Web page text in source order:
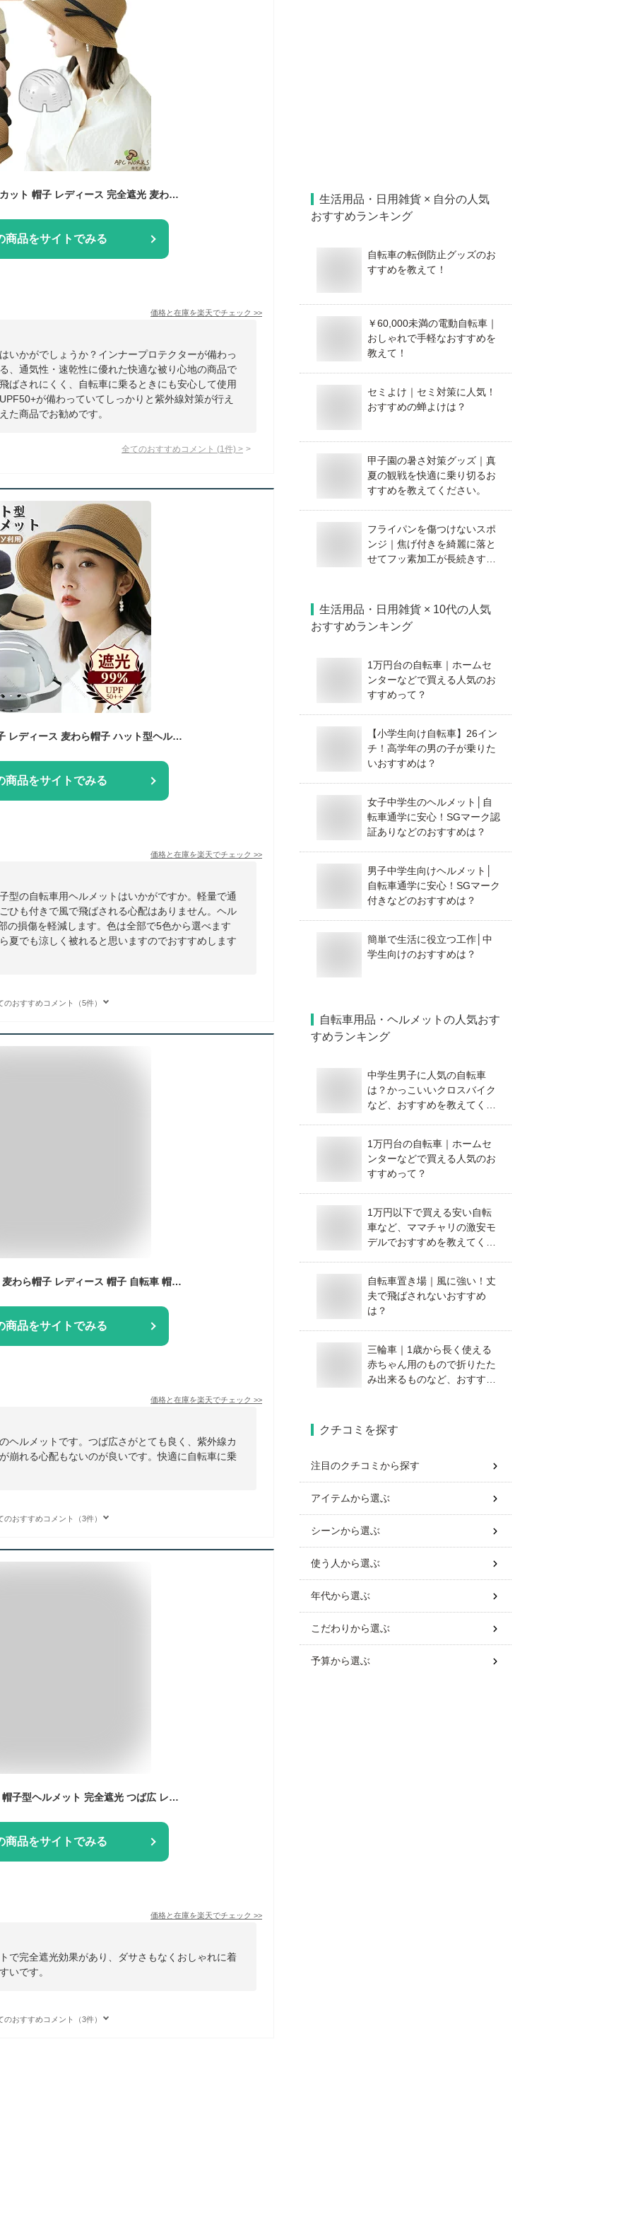
帽子型ヘルメット UVカット 帽子 レディース 完全遮光 麦わら帽子 つば広 折り畳み 日よけ 自転車 ヘルメット 飛ばない おしゃれ ハット型ヘルメット 夏用 通気 蒸れない 落下防止 防災 安全 簡易 作業用 軽量ヘルメット 頭部保護帽 紫外線カット
商品をサイトでみる
価格と在庫を楽天でチェック >>
いかがでしょうか？インナープロテクターが備わっ
、通気性・速乾性に優れた快適な被り心地の商品で
ばされにくく、自転車に乗るときにも安心して使用
が備わっていてしっかりと紫外線対策が行え
た商品でお勧めです。
全てのおすすめコメント (1 件) >
帽子型ヘルメット 帽子 レディース 麦わら帽子 ハット型ヘルメット ヘルメット 自転車 大人用 麦わらハット 帽子ヘルメット 春夏 おしゃれ 帽子型 女性 ハット UVカット帽 自転車ヘルメット 防災ヘルメット お出かけ 紫外線 日よけ 水着コーデ 小顔効果
商品をサイトでみる
価格と在庫を楽天でチェック >>
型の自転車用ヘルメットはいかがですか。軽量で通
ひも付きで風で飛ばされる心配はありません。ヘル
の損傷を軽減します。色は全部で5色から選べます
夏でも涼しく被れると思いますのでおすすめします
のおすすめコメント（5件）
ヘルメット UVカット 麦わら帽子 レディース 帽子 自転車 帽子型ヘルメット 小顔 完全遮光 つば広 麦わら 折り畳み 日よけ 飛ばない おしゃれ ハット型ヘルメット 夏用 超軽量 通気 蒸れない 落下防止 防災 安全 簡易 作業用 軽量ヘルメット 頭部保護帽 紫外線カット
商品をサイトでみる
価格と在庫を楽天でチェック >>
ヘルメットです。つば広さがとても良く、紫外線カ
崩れる心配もないのが良いです。快適に自転車に乗
のおすすめコメント（3件）
UVカット 麦わら帽子 帽子型ヘルメット 完全遮光 つば広 レディース 帽子 自転車 ヘルメット 小顔 麦わら 折り畳み 日よけ 飛ばない おしゃれ ハット型ヘルメット 夏用 超軽量 通気 蒸れない 落下防止 防災 安全 簡易 作業用 軽量ヘルメット 頭部保護帽 紫外線カット
商品をサイトでみる
価格と在庫を楽天でチェック >>
で完全遮光効果があり、ダサさもなくおしゃれに着
いです。
のおすすめコメント（3件）
生活用品・日用雑貨 × 自分の人気
おすすめランキング
自転車の転倒防止グッズのお
すすめを教えて！
￥60,000未満の電動自転車｜
おしゃれで手軽なおすすめを
教えて！
セミよけ｜セミ対策に人気！
おすすめの蝉よけは？
甲子園の暑さ対策グッズ｜真
夏の観戦を快適に乗り切るお
すすめを教えてください。
フライパンを傷つけないスポ
ンジ｜焦げ付きを綺麗に落と
せてフッ素加工が長続きする
生活用品・日用雑貨 × 10代の人気
おすすめランキング
1万円台の自転車｜ホームセ
ンターなどで買える人気のお
すすめって？
【小学生向け自転車】26イン
チ！高学年の男の子が乗りた
いおすすめは？
女子中学生のヘルメット│自
転車通学に安心！SGマーク認
証ありなどのおすすめは？
男子中学生向けヘルメット│
自転車通学に安心！SGマーク
付きなどのおすすめは？
簡単で生活に役立つ工作│中
学生向けのおすすめは？
自転車用品・ヘルメット の人気おす
すめランキング
中学生男子に人気の自転車
は？かっこいいクロスバイク
など、おすすめを教えてくだ
1万円台の自転車｜ホームセ
ンターなどで買える人気のお
すすめって？
1万円以下で買える安い自転
車など、ママチャリの激安モ
デルでおすすめを教えてくだ
自転車置き場｜風に強い！丈
夫で飛ばされないおすすめ
は？
三輪車｜1歳から長く使える
赤ちゃん用のもので折りたた
み出来るものなど、おすすめ
クチコミを探す
注目のクチコミから探す
アイテムから選ぶ
シーンから選ぶ
使う人から選ぶ
年代から選ぶ
こだわりから選ぶ
予算から選ぶ